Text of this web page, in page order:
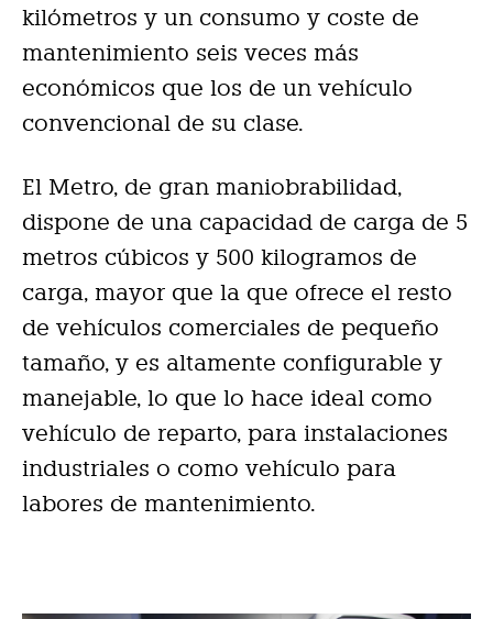
kilómetros y un consumo y coste de
mantenimiento seis veces más
económicos que los de un vehículo
convencional de su clase.
El Metro, de gran maniobrabilidad,
dispone de una capacidad de carga de 5
metros cúbicos y 500 kilogramos de
carga, mayor que la que ofrece el resto
de vehículos comerciales de pequeño
tamaño, y es altamente configurable y
manejable, lo que lo hace ideal como
vehículo de reparto, para instalaciones
industriales o como vehículo para
labores de mantenimiento.